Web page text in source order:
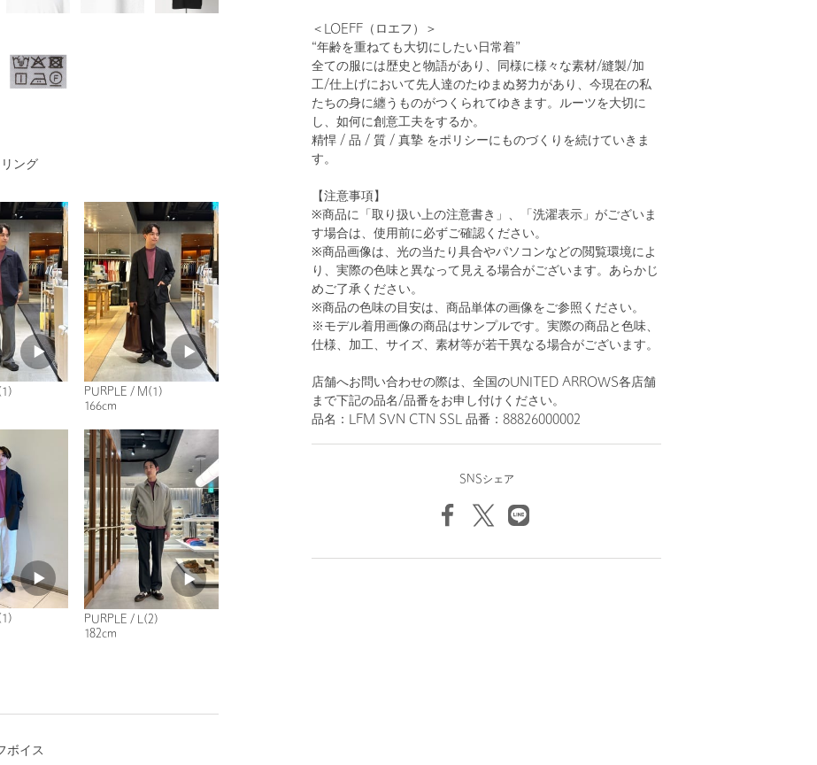
＜LOEFF（ロエフ）＞
“年齢を重ねても大切にしたい日常着”
全ての服には歴史と物語があり、同様に様々な素材/縫製/加
工/仕上げにおいて先人達のたゆまぬ努力があり、今現在の私
たちの身に纏うものがつくられてゆきます。ルーツを大切に
し、如何に創意工夫をするか。
精悍 / 品 / 質 / 真摯 をポリシーにものづくりを続けていきま
す。
【注意事項】
※商品に「取り扱い上の注意書き」、「洗濯表示」がございま
す場合は、使用前に必ずご確認ください。
※商品画像は、光の当たり具合やパソコンなどの閲覧環境によ
り、実際の色味と異なって見える場合がございます。あらかじ
めご了承ください。
※商品の色味の目安は、商品単体の画像をご参照ください。
※モデル着用画像の商品はサンプルです。実際の商品と色味、
仕様、加工、サイズ、素材等が若干異なる場合がございます。
店舗へお問い合わせの際は、全国のUNITED ARROWS各店舗
まで下記の品名/品番をお申し付けください。
品名：LFM SVN CTN SSL 品番：88826000002
SNSシェア
ング
PURPLE / M(1)
166cm
PURPLE / L(2)
182cm
ボイス
WHITE